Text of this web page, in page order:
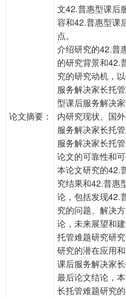
论文摘要：
文42.普惠型课后
容和42.普惠型课
点。
介绍研究的42.普
的研究背景和42.
究的研究动机，
服务解决家长托
型课后服务解决
内研究现状、国
服务解决家长托
服务解决家长托
论文的可靠性和可
本论文研究的42.
究结果和42.普惠
论，包括发现42.
究的问题、解决
论，未来展望和
托管难题研究研
研究的潜在应用
课后服务解决家长
最后论文结论，
长托管难题研究